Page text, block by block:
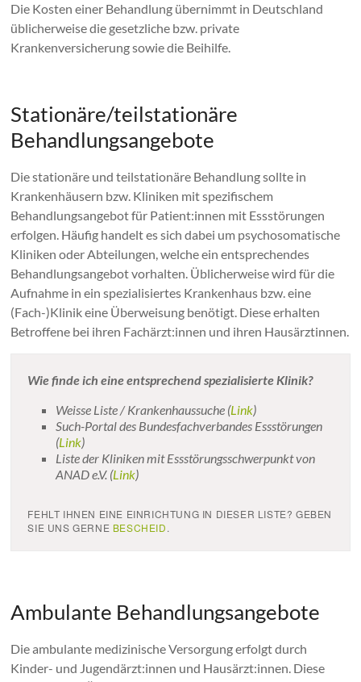
Die Kosten einer Behandlung übernimmt in Deutschland
üblicherweise die gesetzliche bzw. private
Krankenversicherung sowie die Beihilfe.
Stationäre/teilstationäre
Behandlungsangebote
Die stationäre und teilstationäre Behandlung sollte in
Krankenhäusern bzw. Kliniken mit spezifischem
Behandlungsangebot für Patient:innen mit Essstörungen
erfolgen. Häufig handelt es sich dabei um psychosomatische
Kliniken oder Abteilungen, welche ein entsprechendes
Behandlungsangebot vorhalten. Üblicherweise wird für die
Aufnahme in ein spezialisiertes Krankenhaus bzw. eine
(Fach-)Klinik eine Überweisung benötigt. Diese erhalten
Betroffene bei ihren Fachärzt:innen und ihren Hausärztinnen.
Wie finde ich eine entsprechend spezialisierte Klinik?
Weisse Liste / Krankenhaussuche (Link)
Such-Portal des Bundesfachverbandes Essstörungen
(Link)
Liste der Kliniken mit Essstörungsschwerpunkt von
ANAD e.V. (Link)
FEHLT IHNEN EINE EINRICHTUNG IN DIESER LISTE? GEBEN
SIE UNS GERNE BESCHEID.
Ambulante Behandlungsangebote
Die ambulante medizinische Versorgung erfolgt durch
Kinder- und Jugendärzt:innen und Hausärzt:innen. Diese